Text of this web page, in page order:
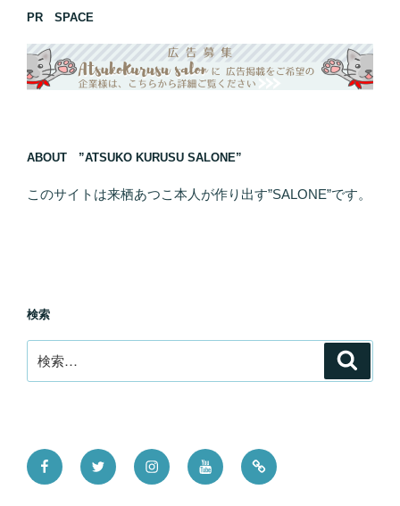
PR SPACE
ABOUT ”ATSUKO KURUSU SALONE”
このサイトは来栖あつこ本人が作り出す”SALONE”です。
検索
索:
FacebookTwitter InstagramYouTubeTictok